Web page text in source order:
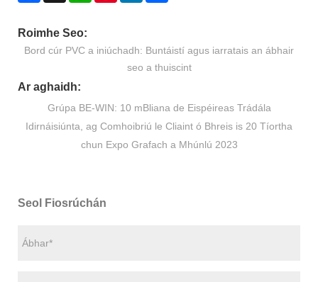
Roimhe Seo:
Bord cúr PVC a iniúchadh: Buntáistí agus iarratais an ábhair
seo a thuiscint
Ar aghaidh:
Grúpa BE-WIN: 10 mBliana de Eispéireas Trádála
Idirnáisiúnta, ag Comhoibriú le Cliaint ó Bhreis is 20 Tíortha
chun Expo Grafach a Mhúnlú 2023
Seol Fiosrúchán